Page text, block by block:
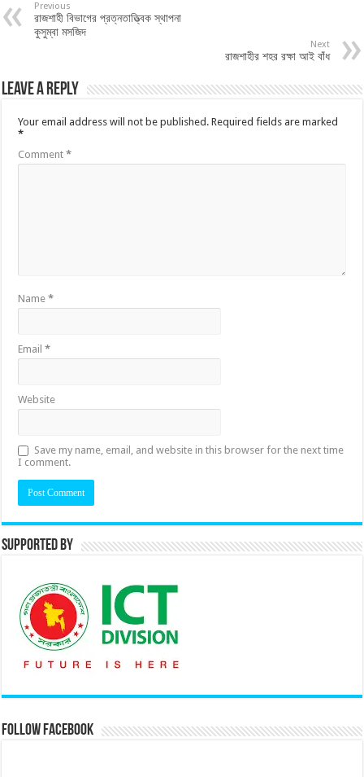
Previous
রাজশাহী বিভাগের প্রত্নতাত্ত্বিক স্থাপনা
কুসুম্বা মসজিদ
Next
রাজশাহীর শহর রক্ষা আই বাঁধ
Leave a Reply
Your email address will not be published. Required fields are marked
*
Comment*
Name*
Email*
Website
Save my name, email, and website in this browser for the next time
I comment.
Supported By
Follow Facebook